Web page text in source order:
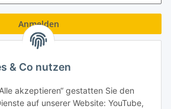
Anmelden
& Co nutzen
akzeptieren“ gestatten Sie den
auf unserer Website: YouTube,